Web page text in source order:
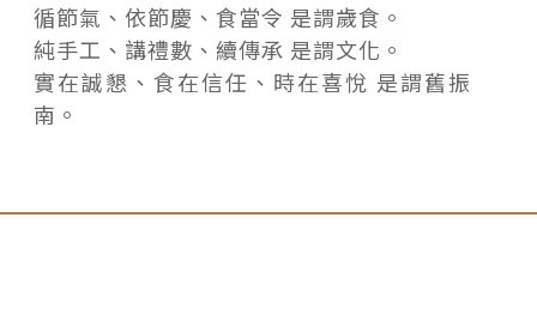
循節氣、依節慶、食當令 是謂歲食。
純手工、講禮數、續傳承 是謂文化。
實在誠懇、食在信任、時在喜悅 是謂舊振
南。